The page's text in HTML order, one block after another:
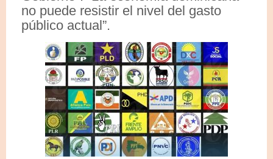
no puede resistir el nivel del gasto
público actual”.